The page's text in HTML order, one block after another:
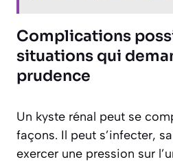
Complications
situations qui
prudence
Un kyste rénal peut se
façons. Il peut s’infecter,
exercer une pression sur